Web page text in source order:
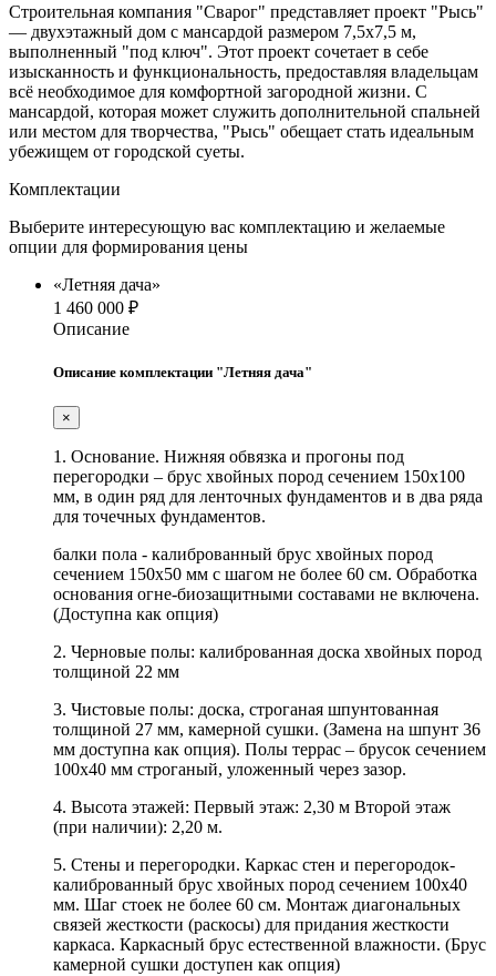
Строительная компания "Сварог" представляет проект "Рысь"
— двухэтажный дом с мансардой размером 7,5х7,5 м,
выполненный "под ключ". Этот проект сочетает в себе
изысканность и функциональность, предоставляя владельцам
всё необходимое для комфортной загородной жизни. С
мансардой, которая может служить дополнительной спальней
или местом для творчества, "Рысь" обещает стать идеальным
убежищем от городской суеты.
Комплектации
Выберите интересующую вас комплектацию и желаемые
опции для формирования цены
«Летняя дача»
1 460 000 ₽
Описание
Описание комплектации "Летняя дача"
×
1. Основание. Нижняя обвязка и прогоны под
перегородки – брус хвойных пород сечением 150х100
мм, в один ряд для ленточных фундаментов и в два ряда
для точечных фундаментов.
балки пола - калиброванный брус хвойных пород
сечением 150х50 мм с шагом не более 60 см. Обработка
основания огне-биозащитными составами не включена.
(Доступна как опция)
2. Черновые полы: калиброванная доска хвойных пород
толщиной 22 мм
3. Чистовые полы: доска, строганая шпунтованная
толщиной 27 мм, камерной сушки. (Замена на шпунт 36
мм доступна как опция). Полы террас – брусок сечением
100х40 мм строганый, уложенный через зазор.
4. Высота этажей: Первый этаж: 2,30 м Второй этаж
(при наличии): 2,20 м.
5. Стены и перегородки. Каркас стен и перегородок-
калиброванный брус хвойных пород сечением 100х40
мм. Шаг стоек не более 60 см. Монтаж диагональных
связей жесткости (раскосы) для придания жесткости
каркаса. Каркасный брус естественной влажности. (Брус
камерной сушки доступен как опция)